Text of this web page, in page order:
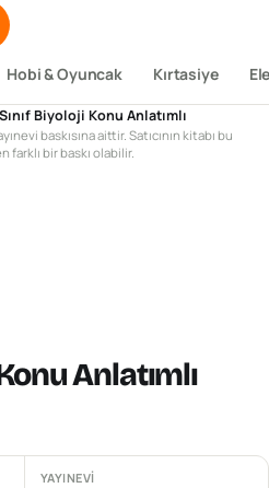
Hobi & Oyuncak Kırtasiye
Biyoloji Konu Anlatımlı
baskısına aittir. Satıcının kitabı bu
farklı bir baskı olabilir.
Anlatımlı
YAYINEVI